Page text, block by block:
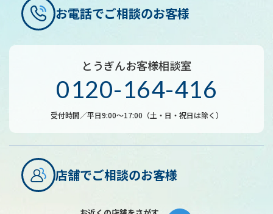
お電話でご相談のお客様
とうぎんお客様相談室
0120-164-416
受付時間／平日9:00～17:00（土・日・祝日は除く）
店舗でご相談のお客様